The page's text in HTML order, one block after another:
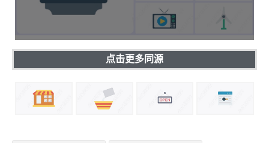
点击更多同源